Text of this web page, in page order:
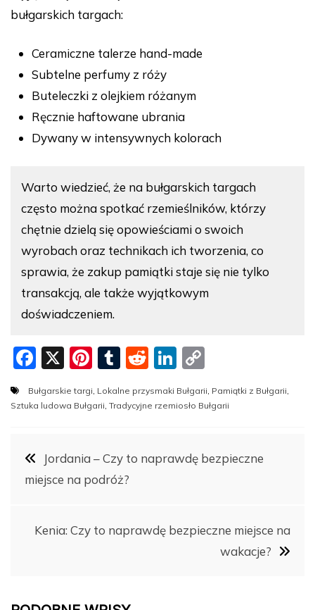
bułgarskich targach:
Ceramiczne talerze hand-made
Subtelne perfumy z róży
Buteleczki z olejkiem różanym
Ręcznie haftowane ubrania
Dywany w intensywnych kolorach
Warto wiedzieć, że na bułgarskich targach
często można spotkać rzemieślników, którzy
chętnie dzielą się opowieściami o swoich
wyrobach oraz technikach ich tworzenia, co
sprawia, że zakup pamiątki staje się nie tylko
transakcją, ale także wyjątkowym
doświadczeniem.
F
a
c
b
o
o
X
Pi
nt
er
st
T
m
r
R
d
Li
n
k
dI
n
o
p
n
Bułgarskie targi, Lokalne przysmaki Bułgarii, Pamiątki z Bułgarii,
Sztuka ludowa Bułgarii, Tradycyjne rzemiosło Bułgarii
Nawigacja
Jordania – Czy to naprawdę bezpieczne
miejsce na podróż?
Kenia: Czy to naprawdę bezpieczne miejsce na
wakacje?